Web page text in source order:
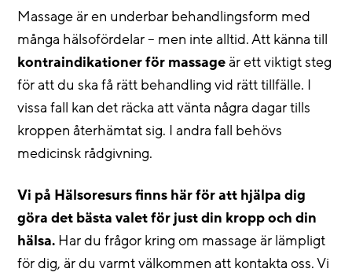
Massage är en underbar behandlingsform med
många hälsofördelar – men inte alltid. Att känna till
kontraindikationer för massageär ett viktigt steg
för att du ska få rätt behandling vid rätt tillfälle. I
vissa fall kan det räcka att vänta några dagar tills
kroppen återhämtat sig. I andra fall behövs
medicinsk rådgivning.
Vi på Hälsoresurs finns här för att hjälpa dig
göra det bästa valet för just din kropp och din
hälsa. Har du frågor kring om massage är lämpligt
för dig, är du varmt välkommen att kontakta oss. Vi